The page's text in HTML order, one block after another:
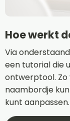
Hoe werkt
Via
een tutorial die
ontwerptool. Zo
naambordje
kunt aanpassen.